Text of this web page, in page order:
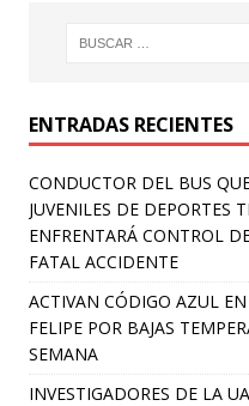
ENTRADAS RECIENTES
CONDUCTOR DEL BUS
JUVENILES DE DEPORTES
ENFRENTARÁ CONTROL
FATAL ACCIDENTE
ACTIVAN CÓDIGO AZUL
FELIPE POR BAJAS
SEMANA
INVESTIGADORES DE LA